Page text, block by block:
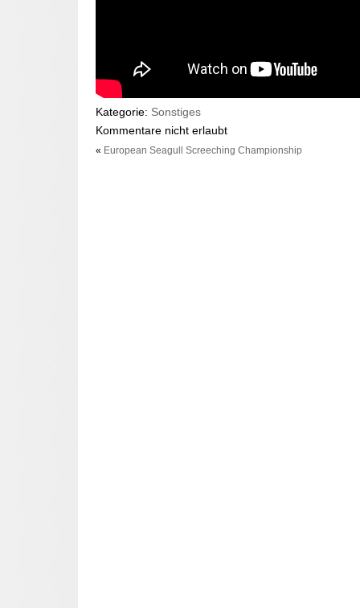
Kategorie: Sonstiges
Kommentare nicht erlaubt
« European Seagull Screeching Championship